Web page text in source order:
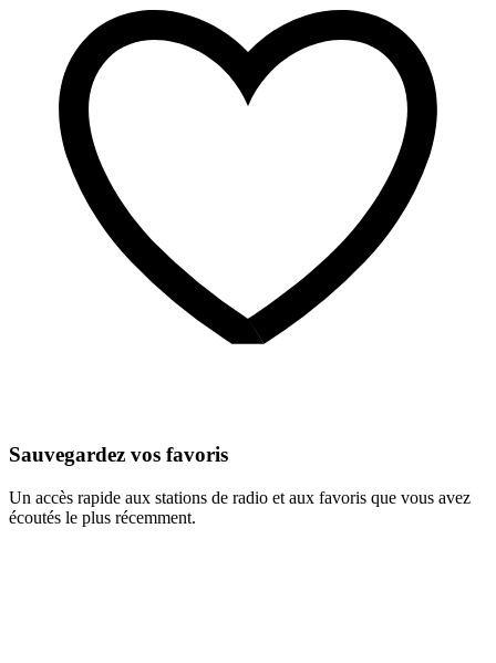
Sauvegardez vos favoris
Un accès rapide aux stations de radio et aux favoris que vous avez
écoutés le plus récemment.